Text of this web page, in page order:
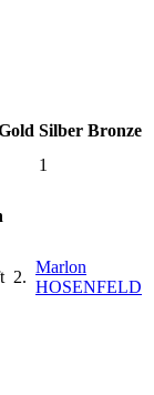
Silber Bronze
1
2.
Marlon
HOSENFELD